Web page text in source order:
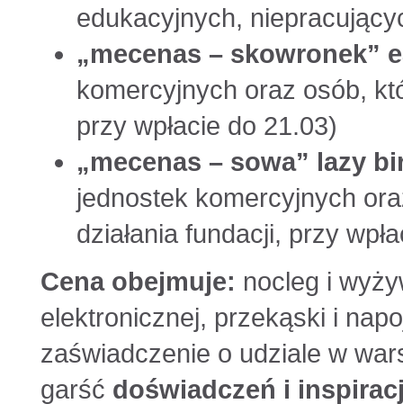
edukacyjnych,
„mecenas – skowronek”
komercyjnych oraz osób,
przy wpłacie do 21.03)
„mecenas – sowa” lazy
jednostek komercyjnych
działania fundacji, przy
Cena obejmuje: nocleg i
elektronicznej, przekąski i
zaświadczenie o udziale w
garść doświadczeń i